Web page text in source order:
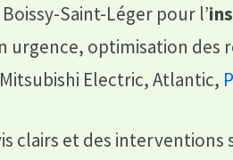
Saint-Léger pour l’
optimisation des
Electric, Atlantic,
et des interventions